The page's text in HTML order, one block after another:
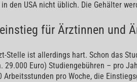
den USA nicht üblich. Die Gehälter
für Ärztinnen und
Stelle ist allerdings hart. Schon das
29.000 Euro) Studiengebühren – pro
Arbeitsstunden pro Woche, die